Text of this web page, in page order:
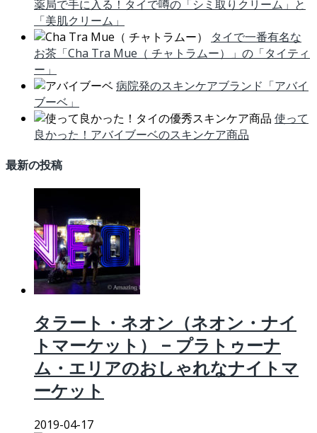
薬局で手に入る！タイで噂の「シミ取りクリーム」と
「美肌クリーム」
タイで一番有名な
お茶「Cha Tra Mue（ チャトラムー）」の「タイティ
ー」
病院発のスキンケアブランド「アバイ
ブーベ」
使って
良かった！アバイブーベのスキンケア商品
最新の投稿
タラート・ネオン（ネオン・ナイ
トマーケット） – プラトゥーナ
ム・エリアのおしゃれなナイトマ
ーケット
2019-04-17